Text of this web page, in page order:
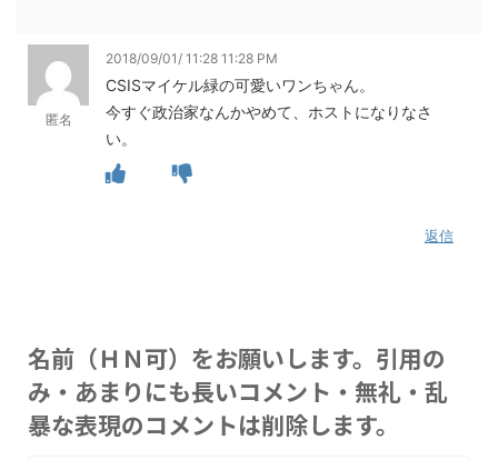
匿名
2018/09/01/ 11:28 11:28 PM
CSISマイケル緑の可愛いワンちゃん。
今すぐ政治家なんかやめて、ホストになりなさ
い。
返信
名前（ＨＮ可）をお願いします。引用の
み・あまりにも長いコメント・無礼・乱
暴な表現のコメントは削除します。